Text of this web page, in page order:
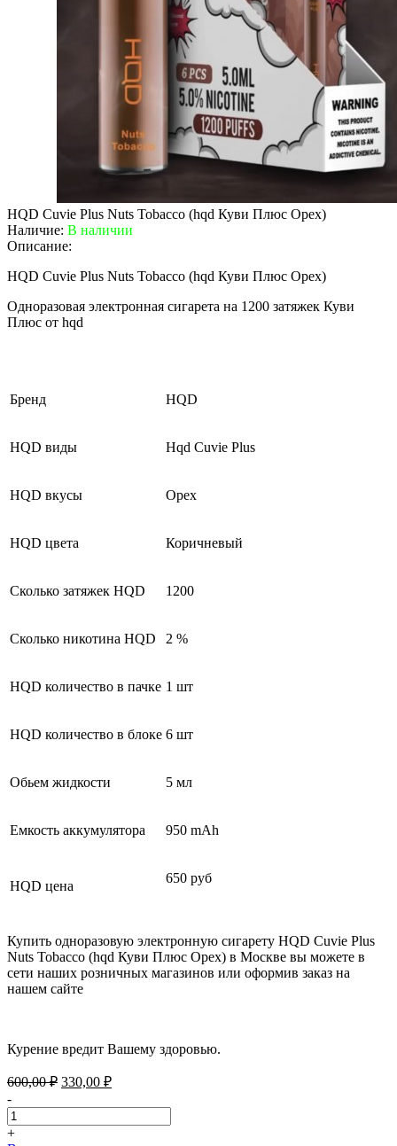
HQD Cuvie Plus Nuts Tobacco (hqd Куви Плюс Орех)
Наличие: В наличии
Описание:
HQD Cuvie Plus Nuts Tobacco (hqd Куви Плюс Орех)
Одноразовая электронная сигарета на 1200 затяжек Куви
Плюс от hqd
Бренд HQD
HQD виды Hqd Cuvie Plus
HQD вкусы Орех
HQD цвета Коричневый
Сколько затяжек HQD 1200
Сколько никотина HQD 2 %
HQD количество в пачке 1 шт
HQD количество в блоке 6 шт
Обьем жидкости 5 мл
Емкость аккумулятора 950 mAh
HQD цена
650 руб
Купить одноразовую электронную сигарету HQD Cuvie Plus
Nuts Tobacco (hqd Куви Плюс Орех) в Москве вы можете в
сети наших розничных магазинов или оформив заказ на
нашем сайте
Курение вредит Вашему здоровью.
600,00₽ Первоначальная
составляла
600,00 ₽.
330,00 ₽Текущая
330,00 ₽.
-
+